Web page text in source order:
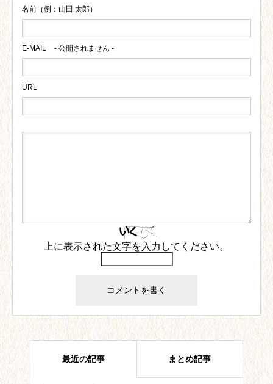
名前（例：山田 太郎）
E-MAIL - 公開されません -
URL
上に表示された文字を入力してください。
最近の記事 まとめ記事